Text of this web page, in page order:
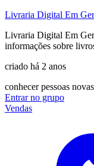
Livraria Digital Em
Livraria Digital Em
informações sobre
criado há 2 anos
conhecer pessoas novas
Entrar no grupo
Vendas